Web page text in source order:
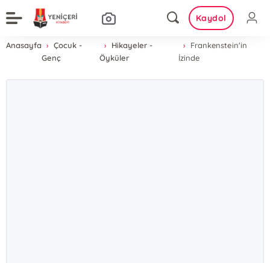
Kaydol
Anasayfa
Çocuk -
Genç
Hikayeler -
Öyküler
Frankenstein'in
İzinde